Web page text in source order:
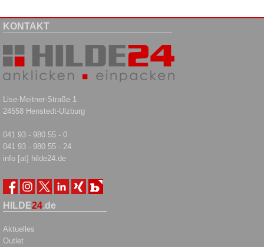
KONTAKT
Lise-Meitner-Straße 1
24558 Henstedt-Ulzburg
041 93 - 980 55 - 0
041 93 - 980 55 - 24
info [at] hilde24.de
HILDE24.de
Aktuelles
Outlet